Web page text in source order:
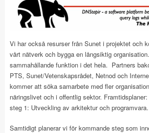
Vi har också resurser från Sunet i projektet och
vårt nätverk och bygga en långsiktig
sammahållande funktion i det hela. Partners
PTS, Sunet/Vetenskapsrådet, Netnod och
kommer att söka samarbete med fler
näringslivet och i offentlig sektor.
steg 1: Utveckling av arkitektur och programvara.
Samtidigt planerar vi för kommande steg som